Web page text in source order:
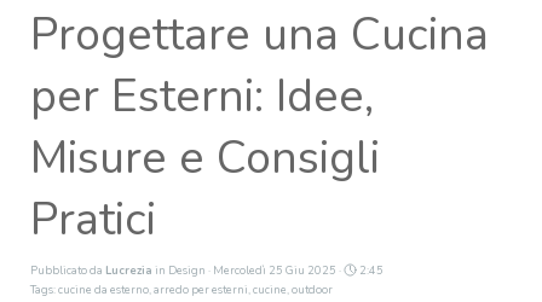
Progettare una Cucina
per Esterni: Idee,
Misure e Consigli
Pratici
Pubblicato da Lucrezia in Design · Mercoledì 25 Giu 2025 ·
2:45
Tags:cucine da esterno,arredo per esterni,cucine,outdoor